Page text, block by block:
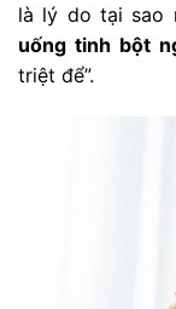
là lý do tại sao
uống tinh bột
triệt để”.